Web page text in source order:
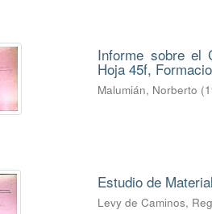
Informe sobre el
Hoja 45f,
Malumián, Norberto (
Estudio de
Levy de Caminos,